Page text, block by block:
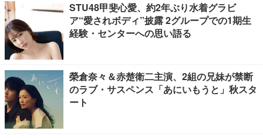
STU48甲斐心愛、約2年ぶり水着グラビ
ア“愛されボディ”披露 2グループでの1期生
経験・センターへの思い語る
榮倉奈々＆赤楚衛二主演、2組の兄妹が禁断
のラブ・サスペンス「あにいもうと」秋スタ
ート